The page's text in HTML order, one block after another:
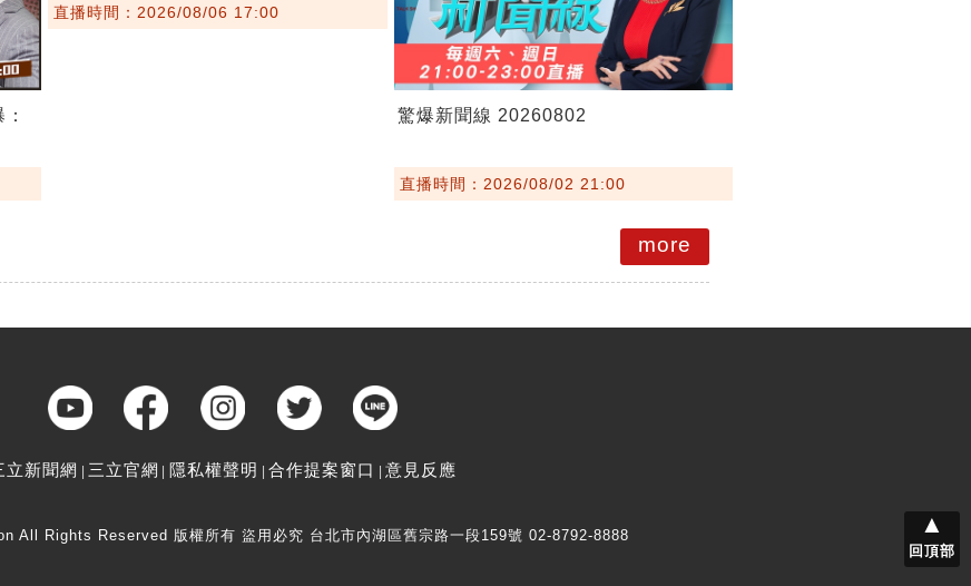
直播時間：2026/08/06 17:00
驚爆新聞線 20260802
直播時間：2026/08/02 21:00
more
立新聞網 三立官網 隱私權聲明 合作提案窗口 意見反應
All Rights Reserved 版權所有 盜用必究 台北市內湖區舊宗路一段159號 02-8792-8888 ▲
回頂部